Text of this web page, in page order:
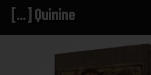
[...] Quinine